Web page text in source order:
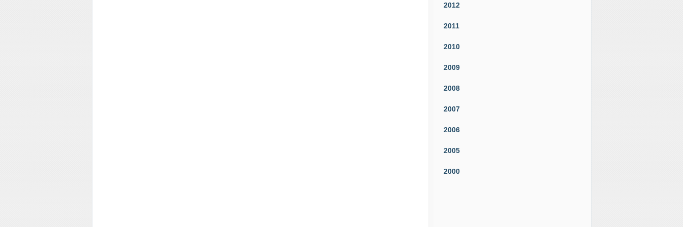
2012
2011
2010
2009
2008
2007
2006
2005
2000